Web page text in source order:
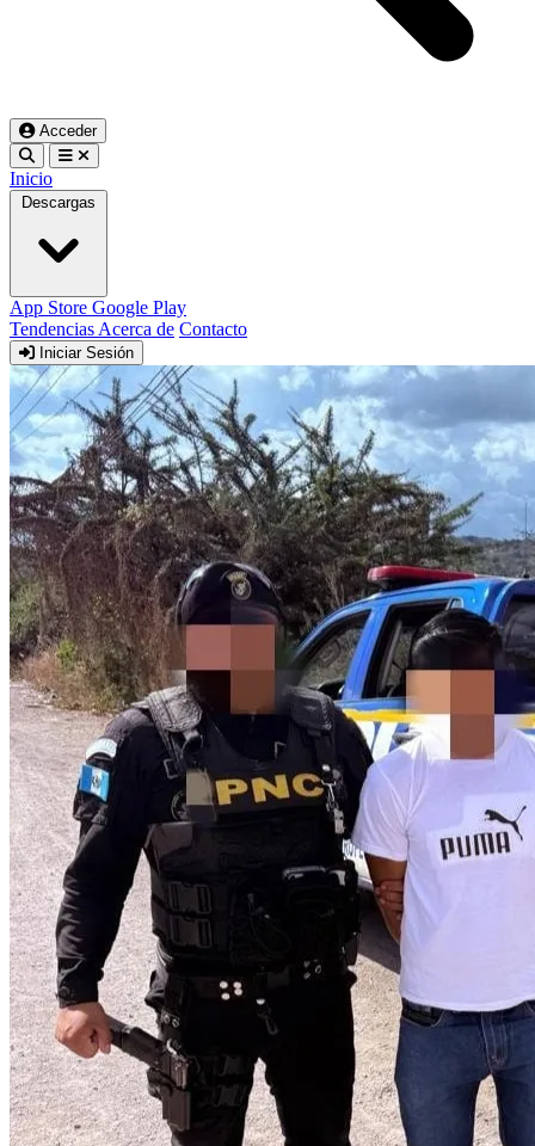
Acceder
Inicio
Descargas
App Store Google Play
Tendencias Acerca de Contacto
Iniciar Sesión